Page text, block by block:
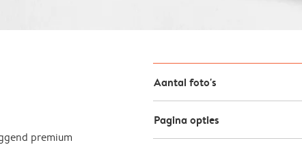
premium
Aantal foto's
Pagina opties